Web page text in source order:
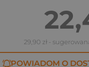
29,90 zł -
POWIADOM O